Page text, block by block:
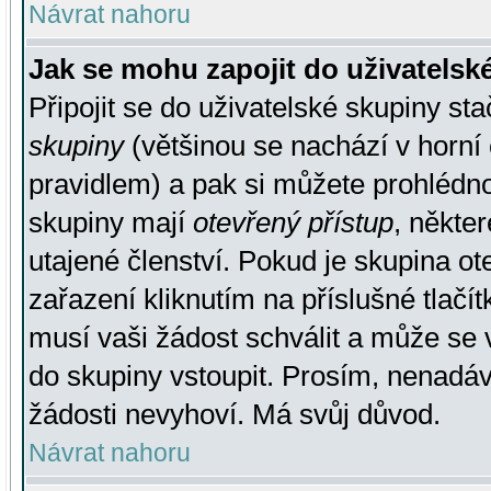
Návrat nahoru
Jak se mohu zapojit do
Připojit se do uživatelské skupiny
skupiny(většinou se nachází v horní
pravidlem) a pak si můžete
skupiny mají otevřený přístup,
utajené členství. Pokud je skupina
zařazení kliknutím na příslušné
musí vaši žádost schválit a může se
do skupiny vstoupit. Prosím,
žádosti nevyhoví. Má svůj důvod.
Návrat nahoru